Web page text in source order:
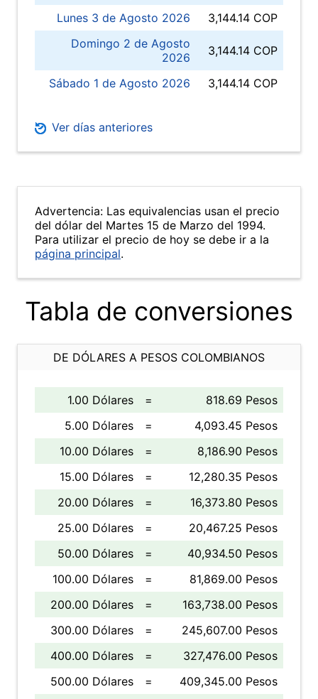
Lunes 3 de Agosto 2026
3,144.14 COP
Domingo 2 de Agosto
2026
3,144.14 COP
Sábado 1 de Agosto 2026 3,144.14 COP
Ver días anteriores
Advertencia: Las equivalencias usan el precio
del dólar del Martes 15 de Marzo del 1994.
Para utilizar el precio de hoy se debe ir a la
página principal.
Tabla de conversiones
DE DÓLARES A PESOS COLOMBIANOS
1.00 Dólares =
818.69 Pesos
5.00 Dólares
=
4,093.45 Pesos
10.00 Dólares
=
8,186.90 Pesos
15.00 Dólares
=
12,280.35 Pesos
20.00 Dólares
=
16,373.80 Pesos
25.00 Dólares
=
20,467.25 Pesos
50.00 Dólares
=
40,934.50 Pesos
100.00 Dólares
=
81,869.00 Pesos
200.00 Dólares
=
163,738.00 Pesos
300.00 Dólares
=
245,607.00 Pesos
400.00 Dólares
=
327,476.00 Pesos
500.00 Dólares
=
409,345.00 Pesos